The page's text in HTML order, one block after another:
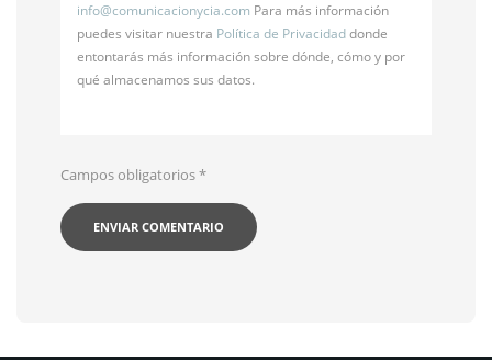
info@comunicacionycia.com Para más información
puedes visitar nuestra Política de Privacidaddonde
entontarás más información sobre dónde, cómo y por
qué almacenamos sus datos.
Campos obligatorios*